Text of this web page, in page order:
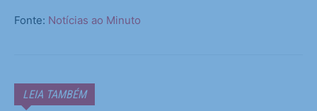
Fonte: Notícias ao Minuto
LEIA TAMBÉM